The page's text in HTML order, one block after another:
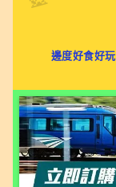
邊度好食好